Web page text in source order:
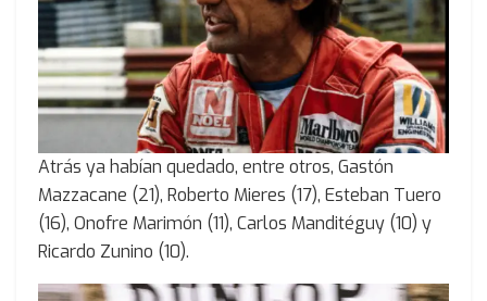
Atrás ya habían quedado, entre otros, Gastón
Mazzacane (21), Roberto Mieres (17), Esteban Tuero
(16), Onofre Marimón (11), Carlos Manditéguy (10) y
Ricardo Zunino (10).